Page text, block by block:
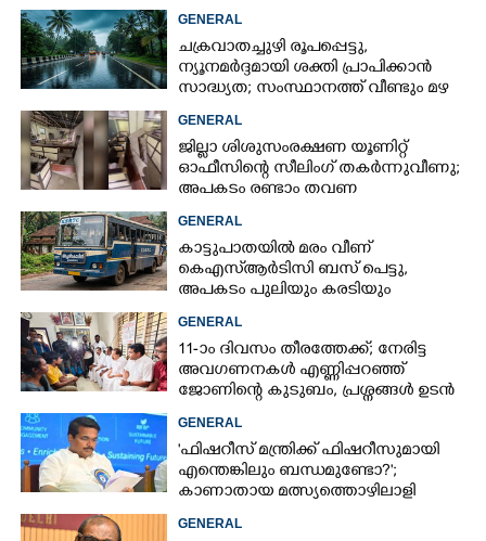
GENERAL
ചക്രവാതച്ചുഴി രൂപപ്പെട്ടു,
ന്യൂനമർദ്ദമായി ശക്തി പ്രാപിക്കാൻ
സാദ്ധ്യത; സംസ്ഥാനത്ത് വീണ്ടും മഴ
വരുന്നു
GENERAL
ജില്ലാ ശിശുസംരക്ഷണ യൂണിറ്റ്
ഓഫീസിന്റെ സീലിംഗ് തകർന്നുവീണു;
അപകടം രണ്ടാം തവണ
GENERAL
കാട്ടുപാതയിൽ മരം വീണ്
കെഎസ്‌ആർടിസി ബസ് പെട്ടു,
അപകടം പുലിയും കരടിയും
ഇറങ്ങുന്നിടത്ത്, പിന്നെ നടന്നത്
GENERAL
11-ാം ദിവസം തീരത്തേക്ക്; നേരിട്ട
അവഗണനകൾ എണ്ണിപ്പറഞ്ഞ്
ജോണിന്റെ കുടുബം,​ പ്രശ്നങ്ങൾ ഉടൻ
പരിഹരിക്കുമെന്ന് മന്ത്രിമാർ
GENERAL
'ഫിഷറീസ് മന്ത്രിക്ക് ഫിഷറീസുമായി
എന്തെങ്കിലും ബന്ധമുണ്ടോ?';
കാണാതായ മത്സ്യത്തൊഴിലാളി
ജോണിന്റെ മകൾ
GENERAL